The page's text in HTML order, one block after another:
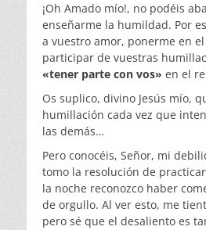
¡Oh Amado mío!, no podéis
enseñarme la humildad. Por
a vuestro amor, ponerme en
participar de vuestras
«tener parte con vos» en el
Os suplico, divino Jesús mío,
humillación cada vez que
las demás…
Pero conocéis, Señor, mi
tomo la resolución de
la noche reconozco haber
de orgullo. Al ver esto, me
pero sé que el desaliento es